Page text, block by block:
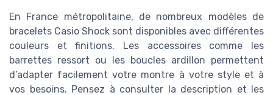
En France métropolitaine, de nombreux modèles de
bracelets Casio Shock sont disponibles avec différentes
couleurs et finitions. Les accessoires comme les
barrettes ressort ou les boucles ardillon permettent
d’adapter facilement votre montre à votre style et à
vos besoins. Pensez à consulter la description et les